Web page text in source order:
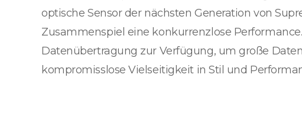
optische Sensor der nächsten Generation von
Zusammenspiel eine konkurrenzlose
Datenübertragung zur Verfügung, um große
kompromisslose Vielseitigkeit in Stil und